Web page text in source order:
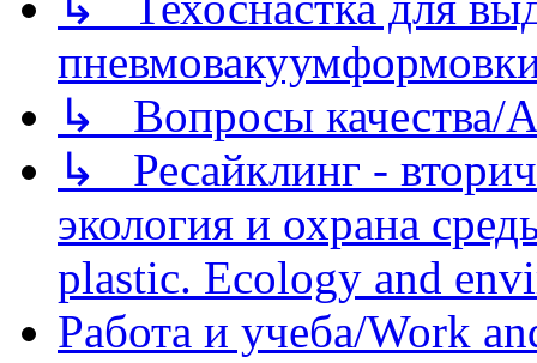
↳ Вопросы качества/
↳ Ресайклинг -
экология и охрана
plastic. Ecology and
Работа и учеба/Work